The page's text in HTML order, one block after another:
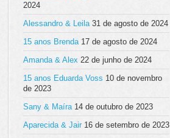
2024
Alessandro & Leila 31 de agosto de 2024
15 anos Brenda 17 de agosto de 2024
Amanda & Alex 22 de junho de 2024
15 anos Eduarda Voss 10 de novembro
de 2023
Sany & Maíra 14 de outubro de 2023
Aparecida & Jair 16 de setembro de 2023